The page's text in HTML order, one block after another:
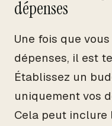
dépenses
Une fois que
dépenses, il est
Établissez un
uniquement vos
Cela peut inclure